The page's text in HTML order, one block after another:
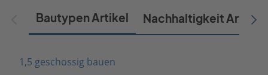
Bautypen Artikel Nachhaltigkeit Artikel
1,5 geschossig bauen